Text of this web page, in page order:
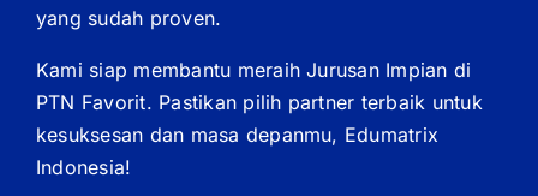
yang sudah proven.
Kami siap membantu meraih Jurusan Impian di
PTN Favorit. Pastikan pilih partner terbaik untuk
kesuksesan dan masa depanmu, Edumatrix
Indonesia!